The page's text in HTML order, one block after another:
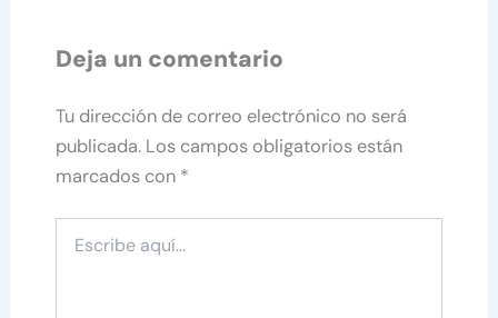
Deja un comentario
Tu dirección de correo electrónico no será
publicada. Los campos obligatorios están
marcados con *
aquí...